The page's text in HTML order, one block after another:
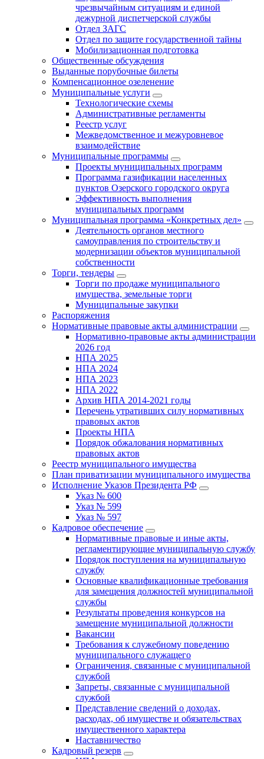
чрезвычайным ситуациям и единой
дежурной диспетчерской службы
Отдел ЗАГС
Отдел по защите государственной тайны
Мобилизационная подготовка
Общественные обсуждения
Выданные порубочные билеты
Компенсационное озеленение
Муниципальные услуги
Технологические схемы
Административные регламенты
Реестр услуг
Межведомственное и межуровневое
взаимодействие
Муниципальные программы
Проекты муниципальных программ
Программа газификации населенных
пунктов Озерского городского округа
Эффективность выполнения
муниципальных программ
Муниципальная программа «Конкретных дел»
Деятельность органов местного
самоуправления по строительству и
модернизации объектов муниципальной
собственности
Торги, тендеры
Торги по продаже муниципального
имущества, земельные торги
Муниципальные закупки
Распоряжения
Нормативные правовые акты администрации
Нормативно-правовые акты администрации
2026 год
НПА 2025
НПА 2024
НПА 2023
НПА 2022
Архив НПА 2014-2021 годы
Перечень утративших силу нормативных
правовых актов
Проекты НПА
Порядок обжалования нормативных
правовых актов
Реестр муниципального имущества
План приватизации муниципального имущества
Исполнение Указов Президента РФ
Указ № 600
Указ № 599
Указ № 597
Кадровое обеспечение
Нормативные правовые и иные акты,
регламентирующие муниципальную службу
Порядок поступления на муниципальную
службу
Основные квалификационные требования
для замещения должностей муниципальной
службы
Результаты проведения конкурсов на
замещение муниципальной должности
Вакансии
Требования к служебному поведению
муниципального служащего
Ограничения, связанные с муниципальной
службой
Запреты, связанные с муниципальной
службой
Представление сведений о доходах,
расходах, об имуществе и обязательствах
имущественного характера
Наставничество
Кадровый резерв